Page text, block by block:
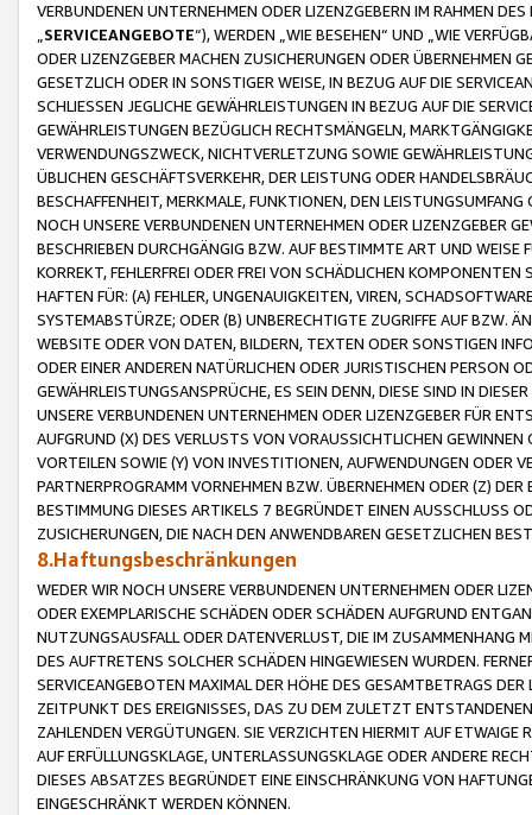
VERBUNDENEN UNTERNEHMEN ODER LIZENZGEBERN IM RAHMEN
SERVICEANGEBOTE“), WERDEN „WIE BESEHEN“ UND „WIE
ODER LIZENZGEBER MACHEN ZUSICHERUNGEN ODER ÜBERNEHMEN
GESETZLICH ODER IN SONSTIGER WEISE, IN BEZUG AUF DIE
SCHLIESSEN JEGLICHE GEWÄHRLEISTUNGEN IN BEZUG AUF DIE
GEWÄHRLEISTUNGEN BEZÜGLICH RECHTSMÄNGELN,
VERWENDUNGSZWECK, NICHTVERLETZUNG SOWIE
ÜBLICHEN GESCHÄFTSVERKEHR, DER LEISTUNG ODER
BESCHAFFENHEIT, MERKMALE, FUNKTIONEN, DEN
NOCH UNSERE VERBUNDENEN UNTERNEHMEN ODER LIZENZGEBER
BESCHRIEBEN DURCHGÄNGIG BZW. AUF BESTIMMTE ART UND
KORREKT, FEHLERFREI ODER FREI VON SCHÄDLICHEN
HAFTEN FÜR: (A) FEHLER, UNGENAUIGKEITEN, VIREN,
SYSTEMABSTÜRZE; ODER (B) UNBERECHTIGTE ZUGRIFFE AUF BZW.
WEBSITE ODER VON DATEN, BILDERN, TEXTEN ODER SONSTIGEN
ODER EINER ANDEREN NATÜRLICHEN ODER JURISTISCHEN PERSON
GEWÄHRLEISTUNGSANSPRÜCHE, ES SEIN DENN, DIESE SIND IN
UNSERE VERBUNDENEN UNTERNEHMEN ODER LIZENZGEBER FÜR
AUFGRUND (X) DES VERLUSTS VON VORAUSSICHTLICHEN
VORTEILEN SOWIE (Y) VON INVESTITIONEN, AUFWENDUNGEN ODER
PARTNERPROGRAMM VORNEHMEN BZW. ÜBERNEHMEN ODER (Z)
BESTIMMUNG DIESES ARTIKELS 7 BEGRÜNDET EINEN AUSSCHLUSS
ZUSICHERUNGEN, DIE NACH DEN ANWENDBAREN GESETZLICHEN
8.Haftungsbeschränkungen
WEDER WIR NOCH UNSERE VERBUNDENEN UNTERNEHMEN ODER
ODER EXEMPLARISCHE SCHÄDEN ODER SCHÄDEN AUFGRUND
NUTZUNGSAUSFALL ODER DATENVERLUST, DIE IM ZUSAMMENHANG
DES AUFTRETENS SOLCHER SCHÄDEN HINGEWIESEN WURDEN.
SERVICEANGEBOTEN MAXIMAL DER HÖHE DES GESAMTBETRAGS
ZEITPUNKT DES EREIGNISSES, DAS ZU DEM ZULETZT
ZAHLENDEN VERGÜTUNGEN. SIE VERZICHTEN HIERMIT AUF
AUF ERFÜLLUNGSKLAGE, UNTERLASSUNGSKLAGE ODER ANDERE
DIESES ABSATZES BEGRÜNDET EINE EINSCHRÄNKUNG VON
EINGESCHRÄNKT WERDEN KÖNNEN.